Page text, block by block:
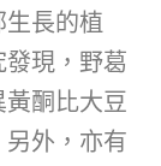
長的植
現，野葛
酮比大豆
外，亦有